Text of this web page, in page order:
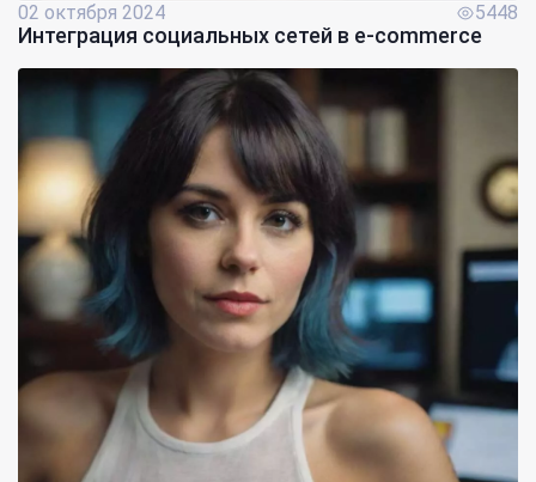
02 октября 2024 5448
Интеграция социальных сетей в e-commerce